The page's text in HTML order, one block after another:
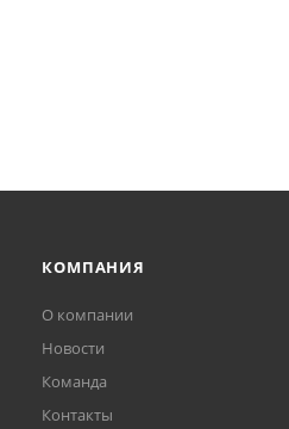
КОМПАНИЯ
О компании
Новости
Команда
Контакты